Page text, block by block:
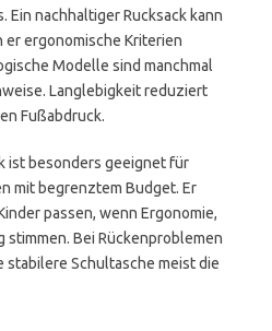
Ein nachhaltiger Rucksack kann
er ergonomische Kriterien
Modelle sind manchmal
Langlebigkeit reduziert
Fußabdruck.
ist besonders geeignet für
mit begrenztem Budget. Er
passen, wenn Ergonomie,
stimmen. Bei Rückenproblemen
stabilere Schultasche meist die